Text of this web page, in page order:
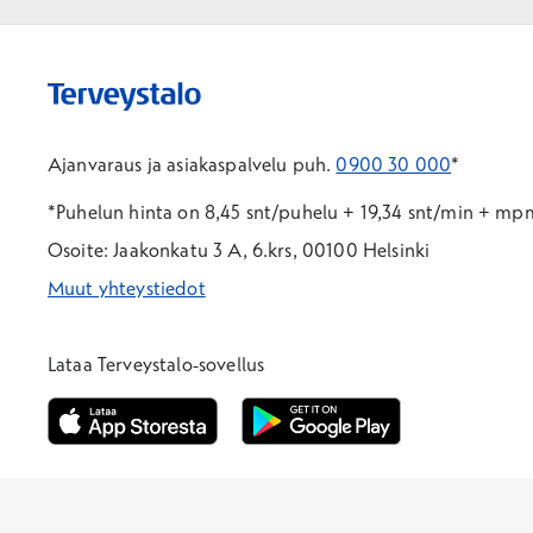
Ajanvaraus ja asiakaspalvelu puh. 0900 30 000*
*Puhelun hinta on 8,45 snt/puhelu + 19,34 snt/min +
Osoite: Jaakonkatu 3 A, 6.krs, 00100 Helsinki
Muut yhteystiedot
Lataa Terveystalo-sovellus